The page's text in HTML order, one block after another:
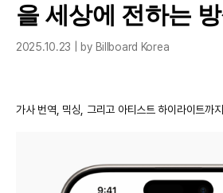
을 세상에 전하는
2025.10.23 | by Billboard Korea
가사 번역, 믹싱, 그리고 아티스트 하이라이트까